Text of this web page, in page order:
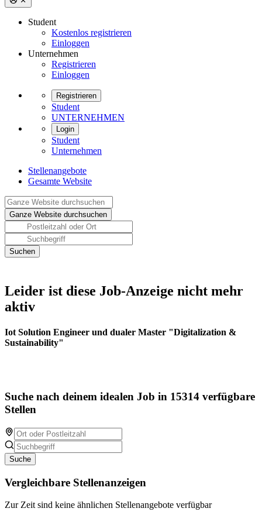
Student
Kostenlos registrieren
Einloggen
Unternehmen
Registrieren
Einloggen
Registrieren
Student
UNTERNEHMEN
Login
Student
Unternehmen
Stellenangebote
Gesamte Website
Leider ist diese Job-Anzeige nicht mehr
aktiv
Iot Solution Engineer und dualer Master "Digitalization &
Sustainability"
Suche nach deinem idealen Job in 15314 verfügbare
Stellen
Suche
Vergleichbare Stellenanzeigen
Zur Zeit sind keine ähnlichen Stellenangebote verfügbar